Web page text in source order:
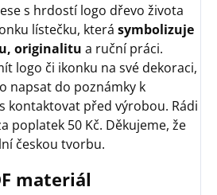
s hrdostí logo dřevo života
lístečku, která symbolizuje
originalitu a ruční práci.
logo či ikonku na své dekoraci,
napsat do poznámky k
kontaktovat před výrobou. Rádi
poplatek 50 Kč. Děkujeme, že
českou tvorbu.
materiál